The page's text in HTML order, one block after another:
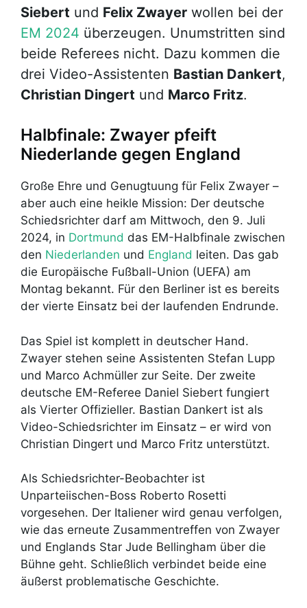
Siebert und Felix Zwayer wollen bei der
EM 2024 überzeugen. Unumstritten sind
beide Referees nicht. Dazu kommen die
drei Video-Assistenten Bastian Dankert,
Christian Dingert und Marco Fritz.
Halbfinale: Zwayer pfeift
Niederlande gegen England
Große Ehre und Genugtuung für Felix Zwayer –
aber auch eine heikle Mission: Der deutsche
Schiedsrichter darf am Mittwoch, den 9. Juli
2024, in Dortmund das EM-Halbfinale zwischen
den Niederlanden und England leiten. Das gab
die Europäische Fußball-Union (UEFA) am
Montag bekannt. Für den Berliner ist es bereits
der vierte Einsatz bei der laufenden Endrunde.
Das Spiel ist komplett in deutscher Hand.
Zwayer stehen seine Assistenten Stefan Lupp
und Marco Achmüller zur Seite. Der zweite
deutsche EM-Referee Daniel Siebert fungiert
als Vierter Offizieller. Bastian Dankert ist als
Video-Schiedsrichter im Einsatz – er wird von
Christian Dingert und Marco Fritz unterstützt.
Als Schiedsrichter-Beobachter ist
Unparteiischen-Boss Roberto Rosetti
vorgesehen. Der Italiener wird genau verfolgen,
wie das erneute Zusammentreffen von Zwayer
und Englands Star Jude Bellingham über die
Bühne geht. Schließlich verbindet beide eine
äußerst problematische Geschichte.